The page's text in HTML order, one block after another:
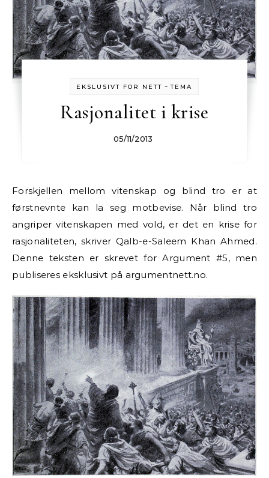
EKSLUSIVT FOR NETT -TEMA
Rasjonalitet i krise
05/11/2013
Forskjellen mellom vitenskap og blind tro er at
førstnevnte kan la seg motbevise. Når blind tro
angriper vitenskapen med vold, er det en krise for
rasjonaliteten, skriver Qalb-e-Saleem Khan Ahmed.
Denne teksten er skrevet for Argument #5, men
publiseres eksklusivt på argumentnett.no.